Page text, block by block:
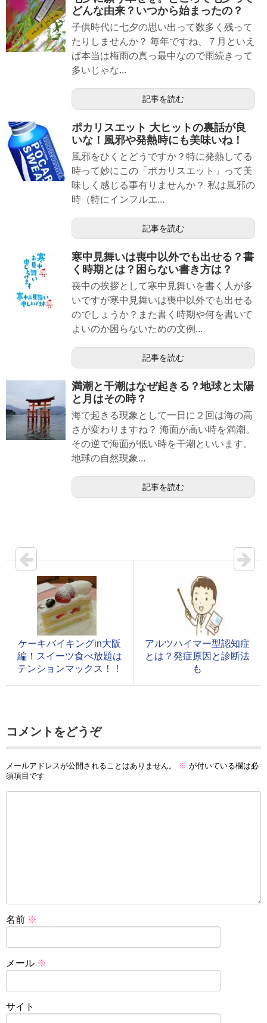
どんな由来？いつから始まったの？
子供時代に七夕の思い出って数多く残って
たりしませんか？ 毎年ですね、７月といえ
ば本当は梅雨の真っ最中なので雨続きって
多いじゃな...
記事を読む
ポカリスエット 大ヒットの裏話が良
いな！風邪や発熱時にも美味いね！
風邪をひくとどうですか？特に発熱してる
時って妙にこの「ポカリスエット」って美
味しく感じる事有りませんか？ 私は風邪の
時（特にインフルエ...
記事を読む
寒中見舞いは喪中以外でも出せる？書
く時期とは？困らない書き方は？
喪中の挨拶として寒中見舞いを書く人が多
いですが寒中見舞いは喪中以外でも出せる
のでしょうか？また書く時期や何を書いて
よいのか困らないための文例...
記事を読む
満潮と干潮はなぜ起きる？地球と太陽
と月はその時？
海で起きる現象として一日に２回は海の高
さが変わりますね？ 海面が高い時を満潮。
その逆で海面が低い時を干潮といいます。
地球の自然現象...
記事を読む
ケーキバイキングin大阪
編！スイーツ食べ放題は
テンションマックス！！
アルツハイマー型認知症
とは？発症原因と診断法
も
コメントをどうぞ
メールアドレスが公開されることはありません。 ※ が付いている欄は必
須項目です
名前 ※
メール ※
サイト